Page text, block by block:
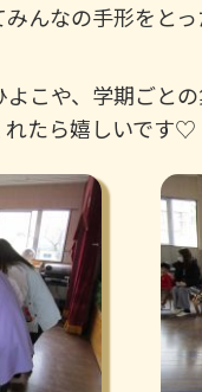
んなの手形をと
こや、学期ごと
れたら嬉しいです♡